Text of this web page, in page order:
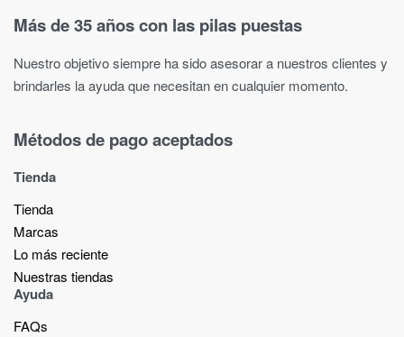
Más de 35 años con las pilas puestas
Nuestro objetivo siempre ha sido asesorar a nuestros clientes y
brindarles la ayuda que necesitan en cualquier momento.
Métodos de pago aceptados
Tienda
Tienda
Marcas
Lo más reciente​
Nuestras tiendas​
Ayuda
FAQs